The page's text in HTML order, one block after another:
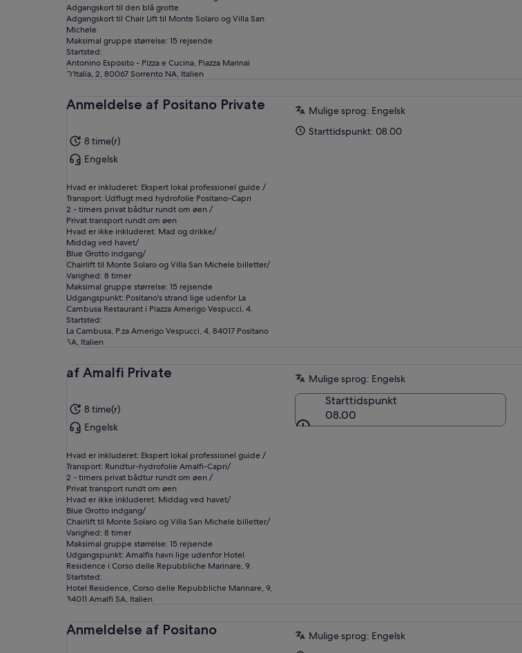
Adgangskort til den blå grotte
Adgangskort til Chair Lift til Monte Solaro og Villa San
Michele
Maksimal gruppe størrelse: 15 rejsende
Startsted:
Antonino Esposito - Pizza e Cucina, Piazza Marinai
D'Italia, 2, 80067 Sorrento NA, Italien
Anmeldelse af Positano Private
8 time(r)
Engelsk
Hvad er inkluderet: Ekspert lokal professionel guide /
Transport: Udflugt med hydrofolie Positano-Capri
2 - timers privat bådtur rundt om øen /
Privat transport rundt om øen
Hvad er ikke inkluderet: Mad og drikke/
Middag ved havet/
Blue Grotto indgang/
Chairlift til Monte Solaro og Villa San Michele billetter/
Varighed: 8 timer
Maksimal gruppe størrelse: 15 rejsende
Udgangspunkt: Positano's strand lige udenfor La
Cambusa Restaurant i Piazza Amerigo Vespucci, 4.
Startsted:
La Cambusa, P.za Amerigo Vespucci, 4, 84017 Positano
SA, Italien
Mulige sprog: Engelsk
Starttidspunkt: 08.00
af Amalfi Private
8 time(r)
Engelsk
Hvad er inkluderet: Ekspert lokal professionel guide /
Transport: Rundtur-hydrofolie Amalfi-Capri/
2 - timers privat bådtur rundt om øen /
Privat transport rundt om øen
Hvad er ikke inkluderet: Middag ved havet/
Blue Grotto indgang/
Chairlift til Monte Solaro og Villa San Michele billetter/
Varighed: 8 timer
Maksimal gruppe størrelse: 15 rejsende
Udgangspunkt: Amalfis havn lige udenfor Hotel
Residence i Corso delle Repubbliche Marinare, 9.
Startsted:
Hotel Residence, Corso delle Repubbliche Marinare, 9,
84011 Amalfi SA, Italien
Mulige sprog: Engelsk
Starttidspunkt
08.00
Anmeldelse af Positano
Mulige sprog: Engelsk